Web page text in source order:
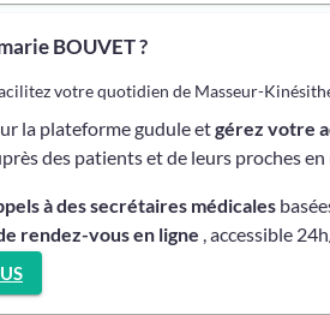
BOUVET ?
votre quotidien de Masseur-
la plateforme gudule etgérez votre
des patients et de leurs proches
à des secrétaires médicales
rendez-vous en ligne , accessible